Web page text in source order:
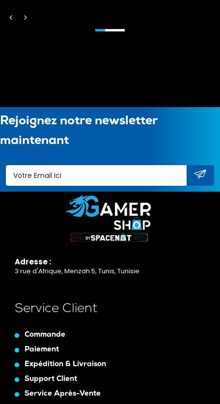
Rejoignez notre newsletter
maintenant
Adresse :
3 rue d'Afrique, Menzah 5, Tunis, Tunisie
Service Client
Commande
Paiement
Expédition & Livraison
Support Client
Service Après-Vente